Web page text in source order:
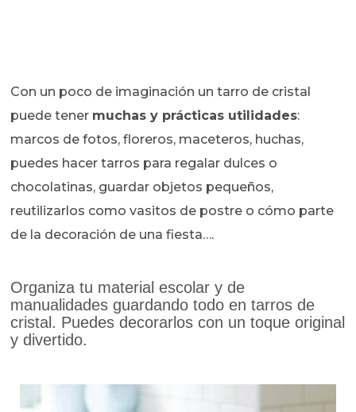
Con un poco de imaginación un tarro de cristal
puede tener muchas y prácticas utilidades:
marcos de fotos, floreros, maceteros, huchas,
puedes hacer tarros para regalar dulces o
chocolatinas, guardar objetos pequeños,
reutilizarlos como vasitos de postre o cómo parte
de la decoración de una fiesta….
Organiza tu material escolar y de
manualidades guardando todo en tarros de
cristal. Puedes decorarlos con un toque original
y divertido.